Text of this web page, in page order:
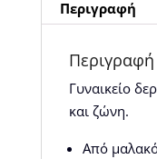
Περιγραφή
Περιγραφή
Γυναικείο
και ζώνη.
Από